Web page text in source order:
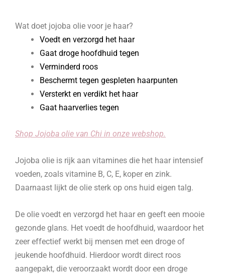
Wat doet jojoba olie voor je haar?
Voedt en verzorgd het haar
Gaat droge hoofdhuid tegen
Verminderd roos
Beschermt tegen gespleten haarpunten
Versterkt en verdikt het haar
Gaat haarverlies tegen
Shop Jojoba olie van Chi in onze webshop.
Jojoba olie is rijk aan vitamines die het haar intensief
voeden, zoals vitamine B, C, E, koper en zink.
Daarnaast lijkt de olie sterk op ons huid eigen talg.
De olie voedt en verzorgd het haar en geeft een mooie
gezonde glans. Het voedt de hoofdhuid, waardoor het
zeer effectief werkt bij mensen met een droge of
jeukende hoofdhuid. Hierdoor wordt direct roos
aangepakt, die veroorzaakt wordt door een droge